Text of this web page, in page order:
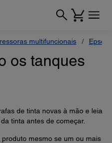
multifuncionais Epson
os tanques
de tinta novas à mão e leia
tinta antes de começar.
mesmo se um ou mais